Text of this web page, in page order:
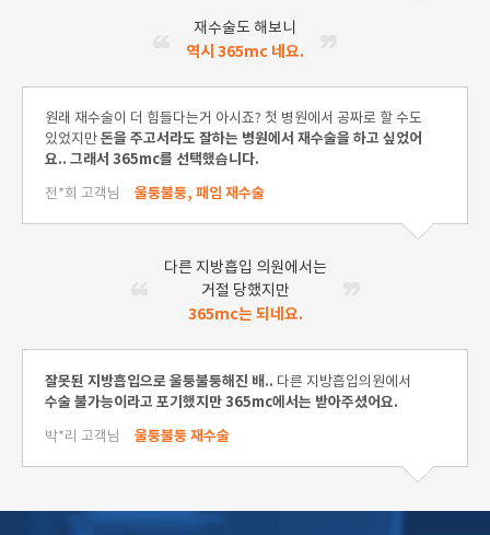
재수술도 해보니
역시 365mc 네요.
원래 재수술이 더 힘들다는거 아시죠? 첫 병원에서 공짜로 할 수도
있었지만 돈을 주고서라도 잘하는 병원에서 재수술을 하고 싶었어
요.. 그래서 365mc를 선택했습니다.
전*희 고객님 울퉁불퉁, 패임 재수술
다른 지방흡입 의원에서는
거절 당했지만
365mc는 되네요.
잘못된 지방흡입으로 울퉁불퉁해진 배.. 다른 지방흡입의원에서
수술 불가능이라고 포기했지만 365mc에서는 받아주셨어요.
박*리 고객님 울퉁불퉁 재수술